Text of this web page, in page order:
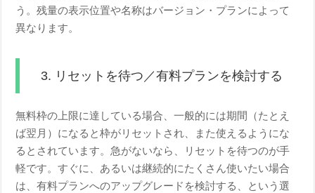
う。残量の表示位置や名称はバージョン・プランによって
異なります。
3. リセットを待つ／有料プランを検討する
無料枠の上限に達している場合、一般的には期間（たとえ
ば翌月）になると枠がリセットされ、また使えるようにな
るとされています。急がないなら、リセットを待つのが手
軽です。すぐに、あるいは継続的にたくさん使いたい場合
は、有料プランへのアップグレードを検討する、という選